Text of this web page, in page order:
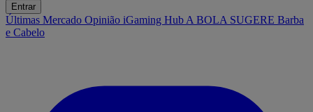
Entrar
Últimas Mercado Opinião iGaming Hub A BOLA SUGERE Barba
e Cabelo